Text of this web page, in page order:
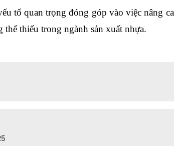
tố quan trọng đóng góp vào việc nâng
thiếu trong ngành sản xuất nhựa.